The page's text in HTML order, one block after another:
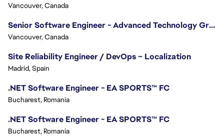
Vancouver, Canada
Senior Software Engineer - Advanced Technology Group
Vancouver, Canada
Site Reliability Engineer / DevOps – Localization
Madrid, Spain
.NET Software Engineer - EA SPORTS™ FC
Bucharest, Romania
.NET Software Engineer - EA SPORTS™ FC
Bucharest, Romania